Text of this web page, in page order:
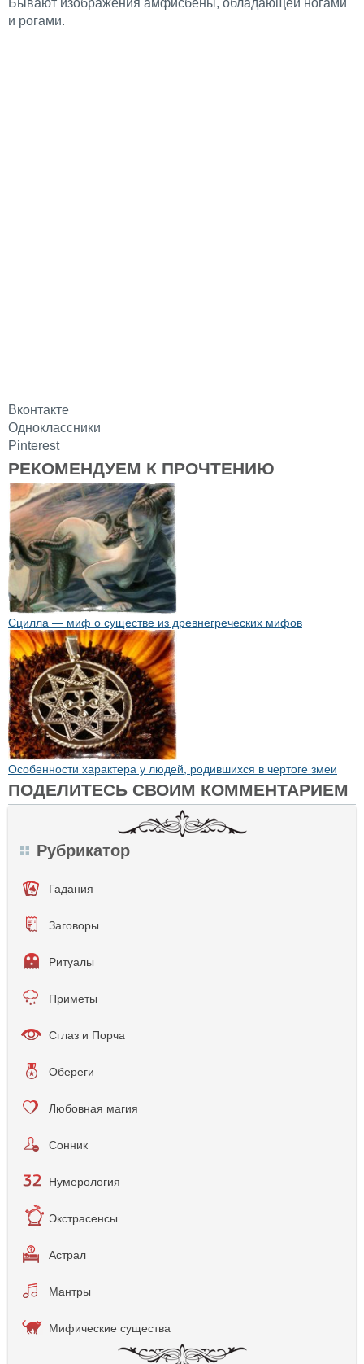
Бывают изображения амфисбены, обладающей ногами
и рогами.
Вконтакте
Одноклассники
Pinterest
РЕКОМЕНДУЕМ К ПРОЧТЕНИЮ
Сцилла — миф о существе из древнегреческих мифов
Особенности характера у людей, родившихся в чертоге змеи
ПОДЕЛИТЕСЬ СВОИМ КОММЕНТАРИЕМ
Рубрикатор
Гадания
Заговоры
Ритуалы
Приметы
Сглаз и Порча
Обереги
Любовная магия
Сонник
Нумерология
Экстрасенсы
Астрал
Мантры
Мифические существа